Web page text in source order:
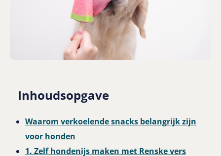
Inhoudsopgave
Waarom verkoelende snacks belangrijk zijn
voor honden
1. Zelf hondenijs maken met Renske vers